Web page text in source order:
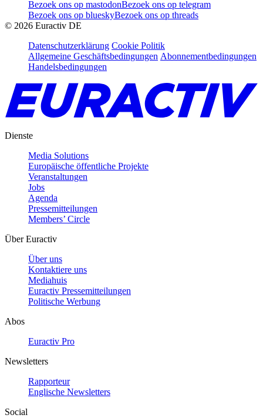
Bezoek ons op mastodonBezoek ons op telegram
Bezoek ons op blueskyBezoek ons op threads
© 2026 Euractiv DE
Datenschutzerklärung Cookie Politik
Allgemeine Geschäftsbedingungen Abonnementbedingungen
Handelsbedingungen
Dienste
Media Solutions
Europäische öffentliche Projekte
Veranstaltungen
Jobs
Agenda
Pressemitteilungen
Members’ Circle
Über Euractiv
Über uns
Kontaktiere uns
Mediahuis
Euractiv Pressemitteilungen
Politische Werbung
Abos
Euractiv Pro
Newsletters
Rapporteur
Englische Newsletters
Social